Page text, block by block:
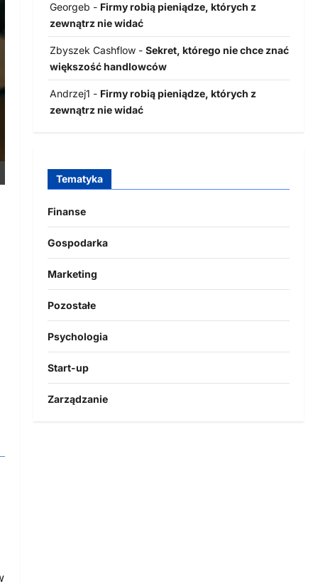
Georgeb - Firmy robią pieniądze, których z
zewnątrz nie widać
Zbyszek Cashflow- Sekret, którego nie chce znać
większość handlowców
Andrzej1 - Firmy robią pieniądze, których z
zewnątrz nie widać
Tematyka
Finanse
Gospodarka
Marketing
Pozostałe
Psychologia
Start-up
Zarządzanie